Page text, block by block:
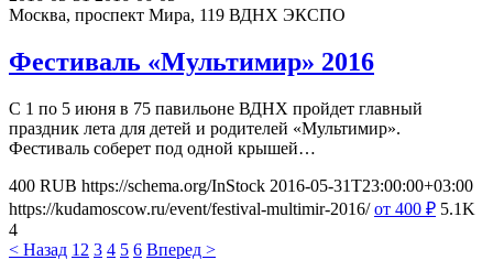
Москва, проспект Мира, 119 ВДНХ ЭКСПО
Фестиваль «Мультимир» 2016
С 1 по 5 июня в 75 павильоне ВДНХ пройдет главный
праздник лета для детей и родителей «Мультимир».
Фестиваль соберет под одной крышей…
400 RUB https://schema.org/InStock 2016-05-31T23:00:00+03:00
https://kudamoscow.ru/event/festival-multimir-2016/ от 400 ₽ 5.1K
4
< Назад 1 2 3 4 5 6 Вперед >